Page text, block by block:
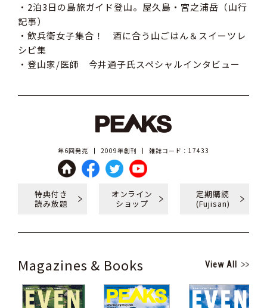
・2泊3日の島旅ガイド登山。屋久島・宮之浦岳（山行
記事）
・飲兵衛女子集合！ 酒に合う山ごはん＆スイーツレ
シピ集
・登山家/医師 今井通子氏スペシャルインタビュー
年6回発売 2009年創刊 雑誌コード：17433
特典付き
読み放題
オンライン
ショップ
定期購読
(Fujisan)
Magazines & Books View All